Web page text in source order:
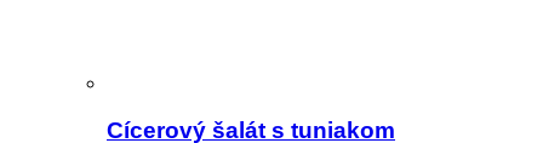
Cícerový šalát s tuniakom